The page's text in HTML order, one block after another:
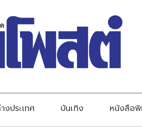
งประเทศ บันเทิง หนังสือ